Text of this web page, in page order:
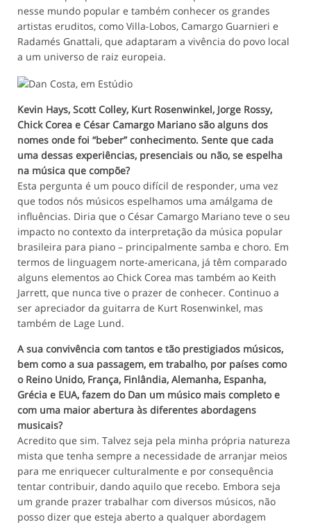
nesse mundo popular e também conhecer os grandes
artistas eruditos, como Villa-Lobos, Camargo Guarnieri e
Radamés Gnattali, que adaptaram a vivência do povo local
a um universo de raiz europeia.
Kevin Hays, Scott Colley, Kurt Rosenwinkel, Jorge Rossy,
Chick Corea e César Camargo Mariano são alguns dos
nomes onde foi “beber” conhecimento. Sente que cada
uma dessas experiências, presenciais ou não, se espelha
na música que compõe?
Esta pergunta é um pouco difícil de responder, uma vez
que todos nós músicos espelhamos uma amálgama de
influências. Diria que o César Camargo Mariano teve o seu
impacto no contexto da interpretação da música popular
brasileira para piano – principalmente samba e choro. Em
termos de linguagem norte-americana, já têm comparado
alguns elementos ao Chick Corea mas também ao Keith
Jarrett, que nunca tive o prazer de conhecer. Continuo a
ser apreciador da guitarra de Kurt Rosenwinkel, mas
também de Lage Lund.
A sua convivência com tantos e tão prestigiados músicos,
bem como a sua passagem, em trabalho, por países como
o Reino Unido, França, Finlândia, Alemanha, Espanha,
Grécia e EUA, fazem do Dan um músico mais completo e
com uma maior abertura às diferentes abordagens
musicais?
Acredito que sim. Talvez seja pela minha própria natureza
mista que tenha sempre a necessidade de arranjar meios
para me enriquecer culturalmente e por consequência
tentar contribuir, dando aquilo que recebo. Embora seja
um grande prazer trabalhar com diversos músicos, não
posso dizer que esteja aberto a qualquer abordagem